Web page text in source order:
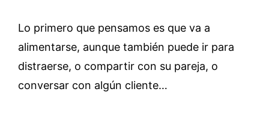
Lo primero que pensamos es que va a
alimentarse, aunque también puede ir para
distraerse, o compartir con su pareja, o
conversar con algún cliente…